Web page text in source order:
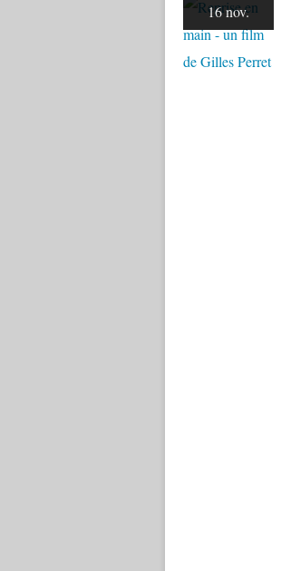
16 nov.